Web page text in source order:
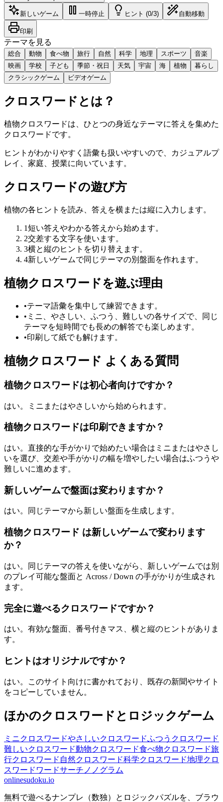
新しいゲーム 一時停止 ヒント (0/3) 自動移動
印刷
テーマを見る
総合 動物 食べ物 旅行 自然 科学 地理 スポーツ
音楽
映画
学校 子ども 季節・祝日 天気 宇宙 海 植物
暮らし
クラシックゲーム
ビデオゲーム
クロスワードとは？
植物クロスワードは、ひとつの身近なテーマに答えを集めた
クロスワードです。
ヒントがわかりやすく語彙も扱いやすいので、カジュアルプ
レイ、家庭、授業に向いています。
クロスワードの遊び方
植物の各ヒントを読み、答えを横または縦に入力します。
1短い答えやわかる答えから始めます。
2交差する文字を使います。
3横と縦のヒントを切り替えます。
4新しいゲームで同じテーマの別盤面を作れます。
植物クロスワードを遊ぶ理由
•テーマ語彙を集中して練習できます。
• ミニ、やさしい、ふつう、難しいの各サイズで、同じ
テーマを短時間でも長めの解答でも楽しめます。
•印刷して紙でも解けます。
植物クロスワード よくある質問
植物クロスワードは初心者向けですか？
はい。ミニまたはやさしいから始められます。
植物クロスワードは印刷できますか？
はい。直接的な手がかりで始めたい場合はミニまたはやさし
いを選び、交差や手がかりの幅を増やしたい場合はふつうや
難しいに進めます。
新しいゲームで盤面は変わりますか？
はい。同じテーマから新しい盤面を生成します。
植物クロスワード は新しいゲームで変わります
か？
はい。同じテーマの答えを使いながら、新しいゲームでは別
のプレイ可能な盤面と Across / Down の手がかりが生成され
ます。
完全に遊べるクロスワードですか？
はい。有効な盤面、番号付きマス、横と縦のヒントがありま
す。
ヒントはオリジナルですか？
はい。このサイト向けに書かれており、既存の新聞やサイト
をコピーしていません。
ほかのクロスワードとロジックゲーム
ミニクロスワードやさしいクロスワードふつうクロスワード
難しいクロスワード動物クロスワード食べ物クロスワード旅
行クロスワード 自然クロスワード科学クロスワード地理クロ
スワード ワードサーチ ノノグラム
onlinesudoku.io
無料で遊べるナンプレ（数独）とロジックパズルを、ブラウ